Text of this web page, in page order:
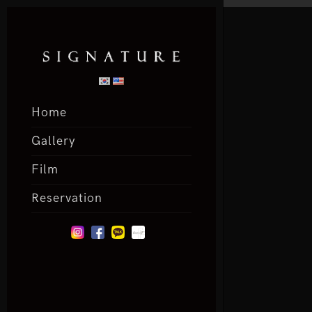
Home
Gallery
Film
Reservation